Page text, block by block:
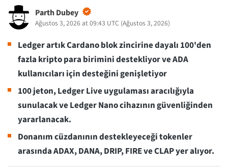
Parth Dubey
Ağustos 3, 2026 at 09:43 UTC (Ağustos 3, 2026)
Ledger artık Cardano blok zincirine dayalı 100'den
fazla kripto para birimini destekliyor ve ADA
kullanıcıları için desteğini genişletiyor
100 jeton, Ledger Live uygulaması aracılığıyla
sunulacak ve Ledger Nano cihazının güvenliğinden
yararlanacak.
Donanım cüzdanının destekleyeceği tokenler
arasında ADAX, DANA, DRIP, FIRE ve CLAP yer alıyor.